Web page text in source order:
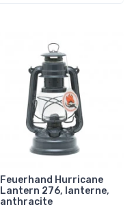
Feuerhand Hurricane
Lantern 276, lanterne,
anthracite